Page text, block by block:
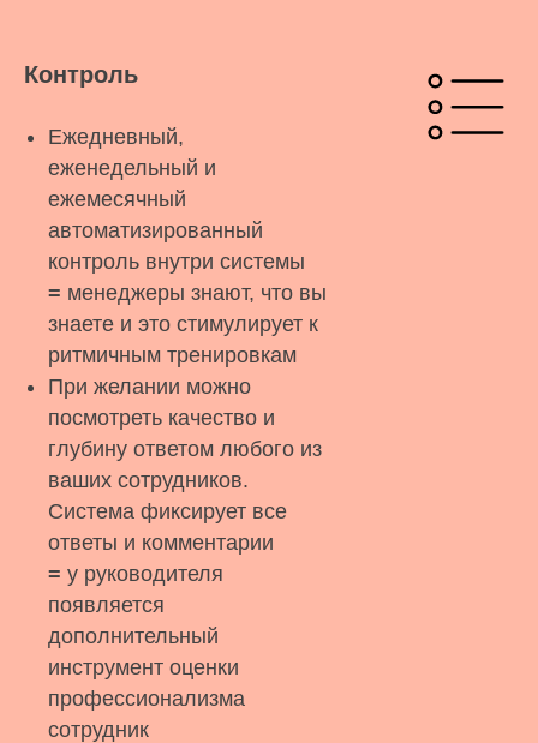
Контроль
Ежедневный,
еженедельный и
ежемесячный
автоматизированный
контроль внутри системы
= менеджеры знают, что вы
знаете и это стимулирует к
ритмичным тренировкам
При желании можно
посмотреть качество и
глубину ответом любого из
ваших сотрудников.
Система фиксирует все
ответы и комментарии
= у руководителя
появляется
дополнительный
инструмент оценки
профессионализма
сотрудник